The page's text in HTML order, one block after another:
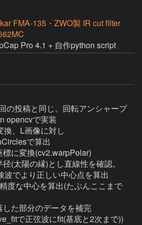
FMA-135・ZWO製 IR cut filter
Pro 4.1 + 自作python script
の投稿と同じ。回転アンシャープ
opencvで実装
換、L画像に対し
で算出
に変換(cv2.warpPolar)
(太陽の縁)とし直線性を確認。
波でより正しい中心点を算出
度な中心を算出(たぶんここまで
た部分のデータを補完
で正弦波にfit(基底と2次まで))